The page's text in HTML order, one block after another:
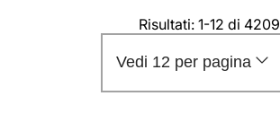
Risultati: 1-12 di 4209
Vedi 12 per pagina